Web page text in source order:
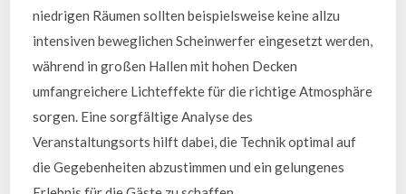
niedrigen Räumen sollten beispielsweise keine allzu
intensiven beweglichen Scheinwerfer eingesetzt werden,
während in großen Hallen mit hohen Decken
umfangreichere Lichteffekte für die richtige Atmosphäre
sorgen. Eine sorgfältige Analyse des
Veranstaltungsorts hilft dabei, die Technik optimal auf
die Gegebenheiten abzustimmen und ein gelungenes